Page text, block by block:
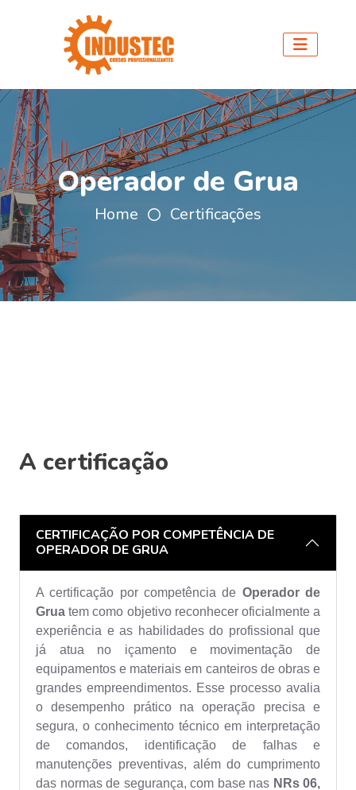
Operador de Grua
Home Certificações
A certificação
CERTIFICAÇÃO POR COMPETÊNCIA DE
OPERADOR DE GRUA
A certificação por competência de Operador de
Grua tem como objetivo reconhecer oficialmente a
experiência e as habilidades do profissional que
já atua no içamento e movimentação de
equipamentos e materiais em canteiros de obras e
grandes empreendimentos. Esse processo avalia
o desempenho prático na operação precisa e
segura, o conhecimento técnico em interpretação
de comandos, identificação de falhas e
manutenções preventivas, além do cumprimento
das normas de segurança, com base nas NRs 06,